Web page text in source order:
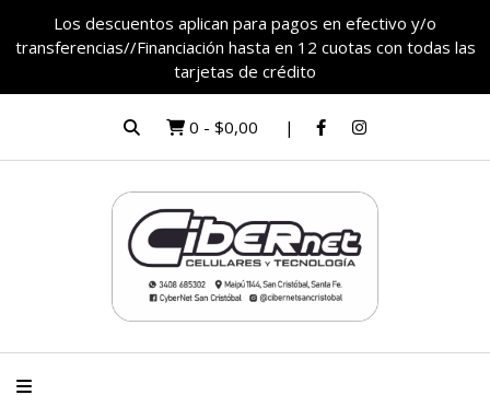
Los descuentos aplican para pagos en efectivo y/o
transferencias//Financiación hasta en 12 cuotas con todas las
tarjetas de crédito
0 - $0,00